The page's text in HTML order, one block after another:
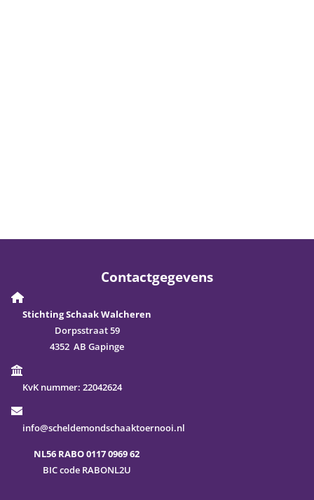
Contactgegevens
Stichting Schaak Walcheren
Dorpsstraat 59
4352 AB Gapinge
KvK nummer: 22042624
info@scheldemondschaaktoernooi.nl
NL56 RABO 0117 0969 62
BIC code RABONL2U